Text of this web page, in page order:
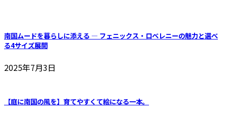
品
南国ムードを暮らしに添える ― フェニックス・ロベレニーの魅力と選べ
る4サイズ展開
2025年7月3日
【庭に南国の風を】育てやすくて絵になる一本。